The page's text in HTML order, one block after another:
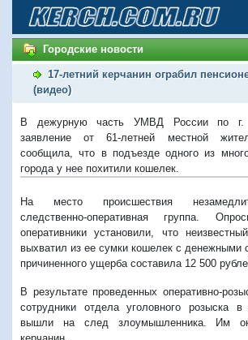
Городские новости
17-летний керчанин ограбил
(видео)
В дежурную часть УМВД России по г.
заявление от 61-летней местной
сообщила, что в подъезде одного из
города у нее похитили кошелек.
На место происшествия
следственно-оперативная группа.
оперативники установили, что
выхватил из ее сумки кошелек с денежными
причиненного ущерба составила 12 500
В результате проведенных оперативно-
сотрудники отдела уголовного розыска в
вышли на след злоумышленника. Им